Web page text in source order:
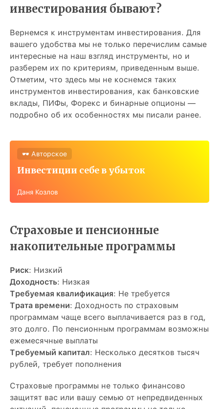
инвестирования бывают?
Вернемся к инструментам инвестирования. Для
вашего удобства мы не только перечислим самые
интересные на наш взгляд инструменты, но и
разберем их по критериям, приведенным выше.
Отметим, что здесь мы не коснемся таких
инструментов инвестирования, как банковские
вклады, ПИФы, Форекс и бинарные опционы —
подробно об их особенностях мы писали ранее.
🕶 Авторское
Инвестиции себе в убыток
Даня Козлов
Страховые и пенсионные
накопительные программы
Риск: Низкий
Доходность: Низкая
Требуемая квалификация: Не требуется
Трата времени: Доходность по страховым
программам чаще всего выплачивается раз в год,
это долго. По пенсионным программам возможны
ежемесячные выплаты
Требуемый капитал: Несколько десятков тысяч
рублей, требует пополнения
Страховые программы не только финансово
защитят вас или вашу семью от непредвиденных